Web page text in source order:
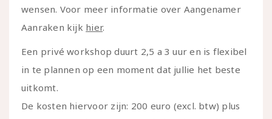
wensen. Voor meer informatie over Aangenamer
Aanraken kijk hier.
Een privé workshop duurt 2,5 a 3 uur en is flexibel
in te plannen op een moment dat jullie het beste
uitkomt.
De kosten hiervoor zijn: 200 euro (excl. btw) plus